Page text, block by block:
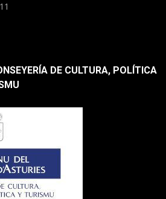
DE CULTURA, POLÍTICA